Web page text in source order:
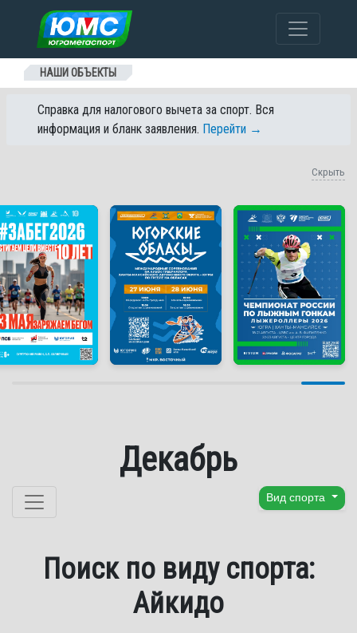
Перейти к содержанию
НАШИ ОБЪЕКТЫ
Справка для налогового вычета за спорт. Вся
информация и бланк заявления. Перейти →
Скрыть
Декабрь
Перейти к содержанию Вид спорта
Поиск по виду спорта:
Айкидо